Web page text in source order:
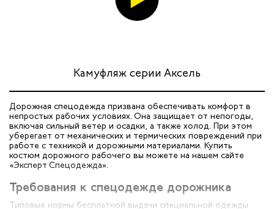
Камуфляж серии Аксель
Дорожная спецодежда призвана обеспечивать комфорт в
непростых рабочих условиях. Она защищает от непогоды,
включая сильный ветер и осадки, а также холод. При этом
уберегает от механических и термических повреждений при
работе с техникой и дорожными материалами. Купить
костюм дорожного рабочего вы можете на нашем сайте
«Эксперт Спецодежда».
Требования к спецодежде дорожника
Типовые нормы бесплатной выдачи специальной одежды